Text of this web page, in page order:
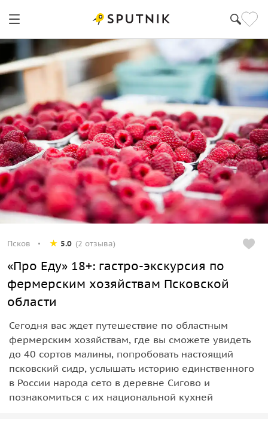
Псков 5.0 (2 отзыва)
«Про Еду» 18+: гастро-экскурсия по
фермерским хозяйствам Псковской
области
Сегодня вас ждет путешествие по областным
фермерским хозяйствам, где вы сможете увидеть
до 40 сортов малины, попробовать настоящий
псковский сидр, услышать историю единственного
в России народа сето в деревне Сигово и
познакомиться с их национальной кухней